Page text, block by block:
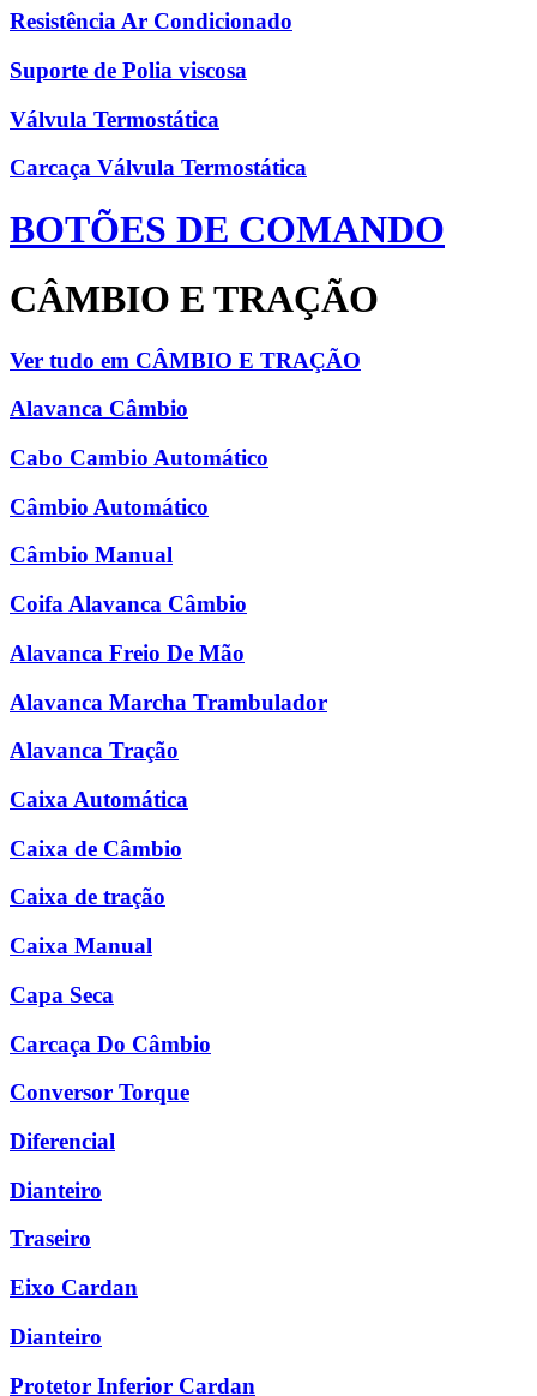
Resistência Ar Condicionado
Suporte de Polia viscosa
Válvula Termostática
Carcaça Válvula Termostática
BOTÕES DE COMANDO
CÂMBIO E TRAÇÃO
Ver tudo em CÂMBIO E TRAÇÃO
Alavanca Câmbio
Cabo Cambio Automático
Câmbio Automático
Câmbio Manual
Coifa Alavanca Câmbio
Alavanca Freio De Mão
Alavanca Marcha Trambulador
Alavanca Tração
Caixa Automática
Caixa de Câmbio
Caixa de tração
Caixa Manual
Capa Seca
Carcaça Do Câmbio
Conversor Torque
Diferencial
Dianteiro
Traseiro
Eixo Cardan
Dianteiro
Protetor Inferior Cardan